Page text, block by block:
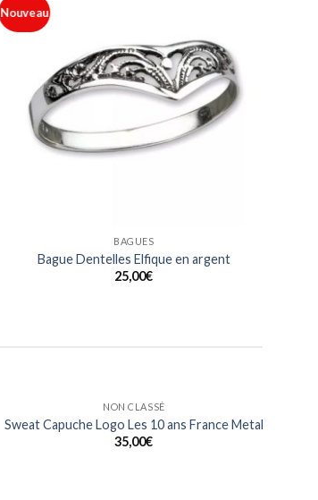
Nouveau
BAGUES
Bague Dentelles Elfique en argent
25,00€
HOMMES
T Shirt Heart Of Metalhead France Metal
15,00€